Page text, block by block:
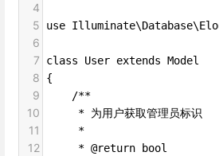
4
5
use
6
7
class User extends Model
8 {
9
    /**
10
     * 为用户获取管理员标识
11
     *
12
     * @return bool